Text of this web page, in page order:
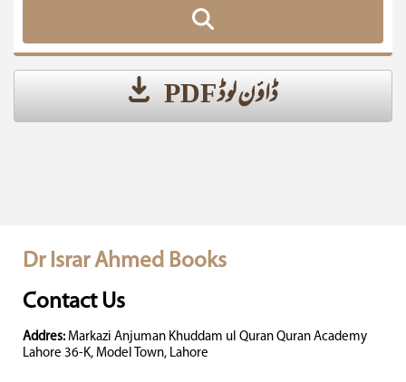
ڈاؤن لوڈ PDF
Dr Israr Ahmed Books
Contact Us
Addres: Markazi Anjuman Khuddam ul Quran Quran Academy
Lahore 36-K, Model Town, Lahore